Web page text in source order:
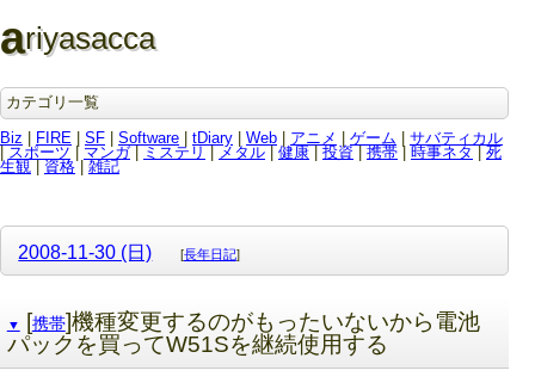
ariyasacca
カテゴリ一覧
Biz
FIRE SF Software tDiary Web アニメ ゲーム
サバティカル
スポーツ | マンガ| ミステリ メタル 健康 投資 携帯 | 時事ネタ
死
生観
資格| 雑記
2008-11-30 (日) [長年日記]
▼ [携帯]機種変更するのがもったいないから電池
パックを買ってW51Sを継続使用する